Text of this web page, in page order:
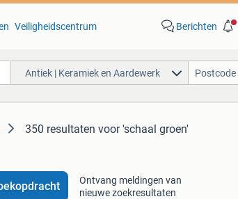
Veiligheidscentrum Berichten
Antiek | Keramiek en Aardewerk
350 resultaten voor 'schaal groen'
Ontvang meldingen van
nieuwe zoekresultaten